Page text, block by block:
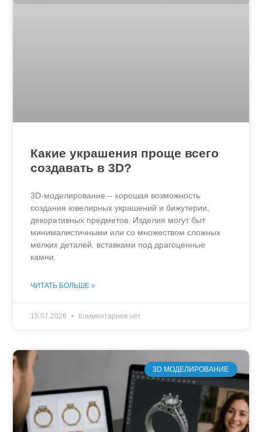
Какие украшения проще всего
создавать в 3D?
3D-моделирование – хорошая возможность
создания ювелирных украшений и бижутерии,
декоративных предметов. Изделия могут быт
минималистичными или со множеством сложных
мелких деталей, вставками под драгоценные
камни.
ЧИТАТЬ БОЛЬШЕ »
15.07.2026 Комментариев нет
3D МОДЕЛИРОВАНИЕ